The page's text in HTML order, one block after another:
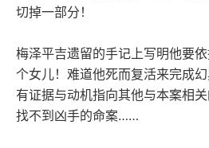
切掉一部分！
梅泽平吉遗留的手记上写明他要
个女儿！难道他死而复活来完成
有证据与动机指向其他与本案相
找不到凶手的命案……